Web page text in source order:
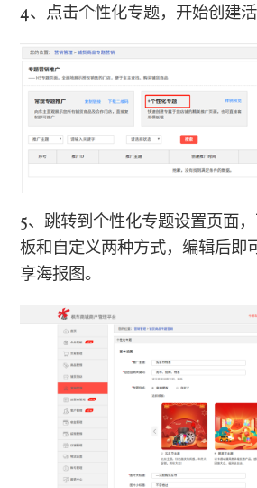
4、点击个性化专题，开始创建活
5、跳转到个性化专题设置页面
板和自定义两种方式，编辑后即
享海报图。